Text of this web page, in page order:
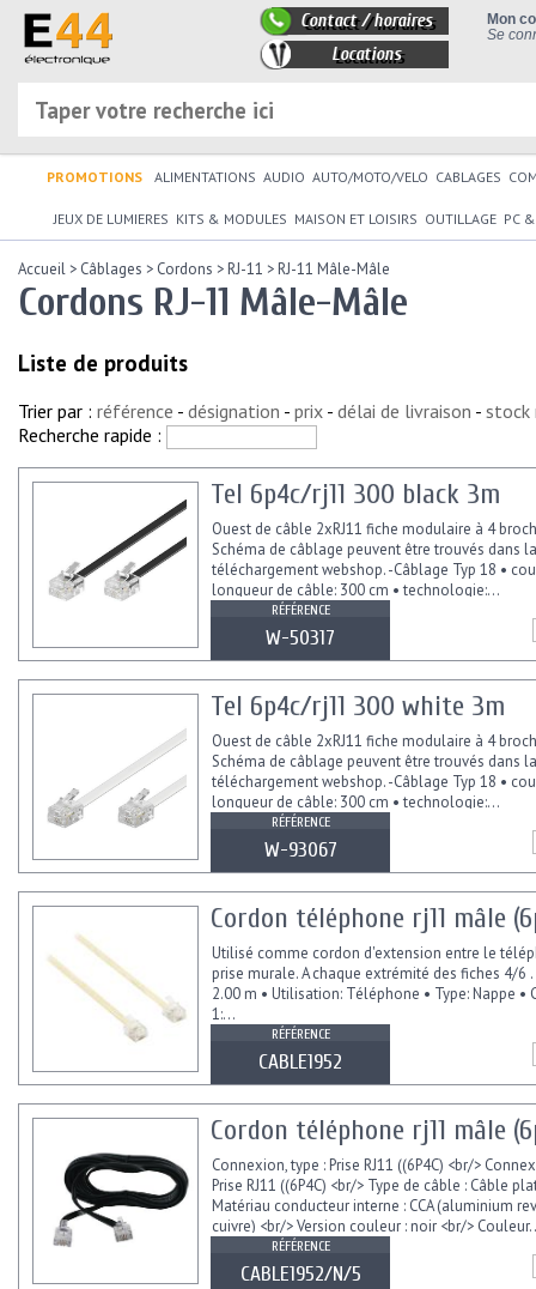
Mon
Se
Contact / horaires
Locations
PROMOTIONS ALIMENTATIONS AUDIO AUTO/MOTO/VELO CABLAGES
JEUX DE LUMIERES KITS & MODULES MAISON ET LOISIRS OUTILLAGE PC
Accueil > Câblages > Cordons >RJ-11 >RJ-11 Mâle-Mâle
Cordons RJ-11 Mâle-Mâle
Liste de produits
Trier par : référence - désignation - prix - délai de livraison - stock
Recherche rapide :
Tel 6p4c/rj11 300 black 3m
Ouest de câble 2xRJ11 fiche modulaire à 4
Schéma de câblage peuvent être trouvés dans
téléchargement webshop. -Câblage Typ 18 •
longueur de câble: 300 cm • technologie:...
RÉFÉRENCE
W-50317
Tel 6p4c/rj11 300 white 3m
Ouest de câble 2xRJ11 fiche modulaire à 4
Schéma de câblage peuvent être trouvés dans
téléchargement webshop. -Câblage Typ 18 •
longueur de câble: 300 cm • technologie:...
RÉFÉRENCE
W-93067
Cordon téléphone rj11 mâle
Utilisé comme cordon d'extension entre le
prise murale. A chaque extrémité des fiches 4/6 .
2.00 m • Utilisation: Téléphone • Type: Nappe •
1:...
RÉFÉRENCE
CABLE1952
Cordon téléphone rj11 mâle
Connexion, type : Prise RJ11 ((6P4C) <br/>
Prise RJ11 ((6P4C) <br/> Type de câble : Câble
Matériau conducteur interne : CCA (aluminium
cuivre) <br/> Version couleur : noir <br/>
RÉFÉRENCE
CABLE1952/N/5